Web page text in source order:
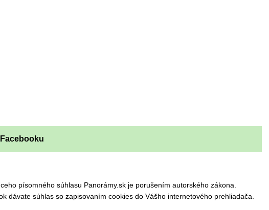
písomného súhlasu Panorámy.sk je porušením autorského zákona.
súhlas so zapisovaním cookies do Vášho internetového prehliadača.